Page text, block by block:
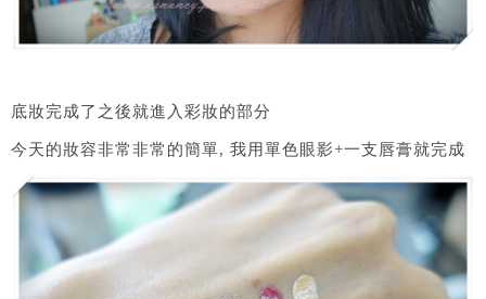
底妝完成了之後就進入彩妝的部分
今天的妝容非常非常的簡單, 我用單色眼影+一支唇膏就完成